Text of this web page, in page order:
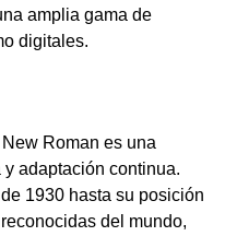
amplia gama de
digitales.
Roman es una
adaptación continua.
1930 hasta su posición
del mundo,